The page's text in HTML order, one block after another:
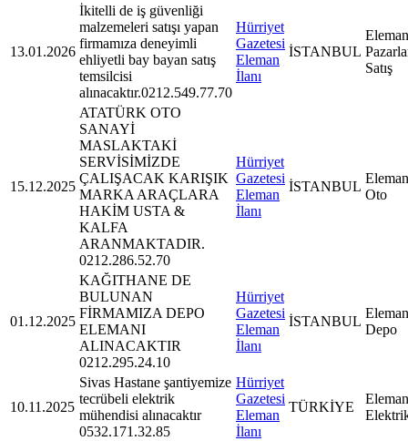
13.01.2026
İkitelli de iş güvenliği
malzemeleri satışı yapan
firmamıza deneyimli
ehliyetli bay bayan satış
temsilcisi
alınacaktır.0212.549.77.70
Hürriyet
Gazetesi
Eleman
İlanı
İSTANBUL
Satış
15.12.2025
ATATÜRK OTO
SANAYİ
MASLAKTAKİ
SERVİSİMİZDE
ÇALIŞACAK KARIŞIK
MARKA ARAÇLARA
HAKİM USTA &
KALFA
ARANMAKTADIR.
0212.286.52.70
Hürriyet
Gazetesi
Eleman
İlanı
İSTANBUL
Oto
01.12.2025
KAĞITHANE DE
BULUNAN
FİRMAMIZA DEPO
ELEMANI
ALINACAKTIR
0212.295.24.10
Hürriyet
Gazetesi
Eleman
İlanı
İSTANBUL
Depo
10.11.2025
Sivas Hastane şantiyemize
tecrübeli elektrik
mühendisi alınacaktır
0532.171.32.85
Hürriyet
Gazetesi
Eleman
İlanı
TÜRKİYE